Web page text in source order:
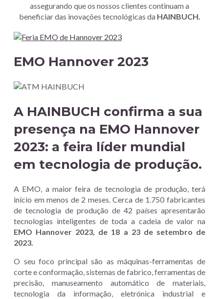
assegurando que os nossos clientes continuam a
beneficiar das inovações tecnológicas daHAINBUCH.
EMO Hannover 2023
A HAINBUCH confirma a sua
presença na EMO Hannover
2023: a feira líder mundial
em tecnologia de produção.
A EMO, a maior feira de tecnologia de produção, terá
início em menos de 2 meses. Cerca de 1.750 fabricantes
de tecnologia de produção de 42 países apresentarão
tecnologias inteligentes de toda a cadeia de valor na
EMO Hannover 2023, de 18 a 23 de setembro de
2023.
O seu foco principal são as máquinas-ferramentas de
corte e conformação, sistemas de fabrico, ferramentas de
precisão, manuseamento automático de materiais,
tecnologia da informação, eletrónica industrial e